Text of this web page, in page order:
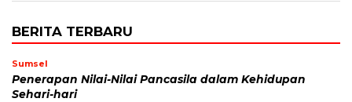
BERITA TERBARU
Sumsel
Penerapan Nilai-Nilai Pancasila dalam Kehidupan
Sehari-hari